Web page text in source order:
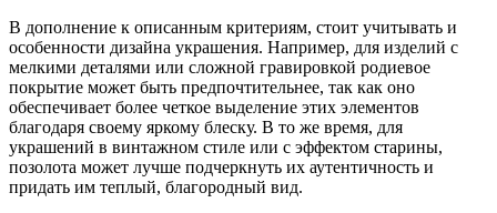
В дополнение к описанным критериям, стоит учитывать и
особенности дизайна украшения. Например, для изделий с
мелкими деталями или сложной гравировкой родиевое
покрытие может быть предпочтительнее, так как оно
обеспечивает более четкое выделение этих элементов
благодаря своему яркому блеску. В то же время, для
украшений в винтажном стиле или с эффектом старины,
позолота может лучше подчеркнуть их аутентичность и
придать им теплый, благородный вид.